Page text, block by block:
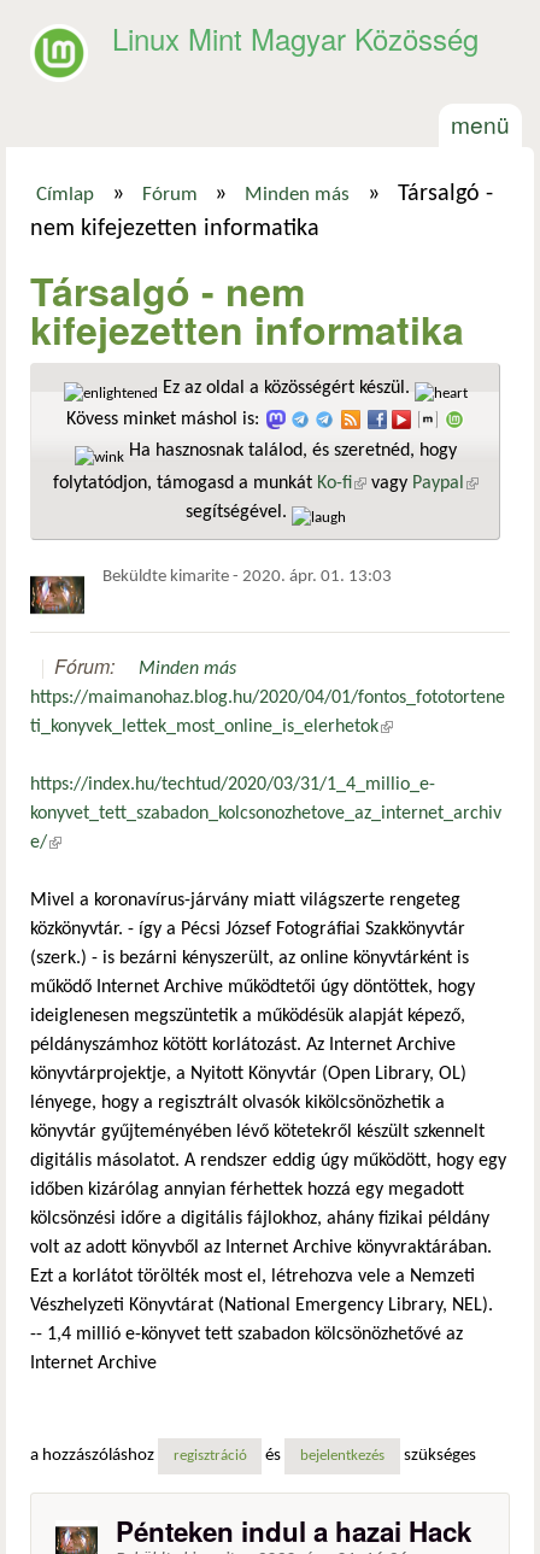
Linux Mint Magyar Közösség
menü
Jelenlegi hely
Címlap » Fórum » Minden más »
Társalgó -
nem kifejezetten informatika
Társalgó - nem
kifejezetten informatika
Ez az oldal a közösségért készül.
Kövess minket máshol is:
Ha hasznosnak találod, és szeretnéd, hogy
folytatódjon, támogasd a munkát Ko-fi(külső hivatkozás)
vagy Paypal
segítségével.
Beküldte kimarite - 2020. ápr. 01. 13:03
Fórum:
Minden más
https://maimanohaz.blog.hu/2020/04/01/fontos_fototortene
ti_konyvek_lettek_most_online_is_elerhetok(külső hivatkozás)
https://index.hu/techtud/2020/03/31/1_4_millio_e-
konyvet_tett_szabadon_kolcsonozhetove_az_internet_archiv
e/(külső hivatkozás)
Mivel a koronavírus-járvány miatt világszerte rengeteg
közkönyvtár. - így a Pécsi József Fotográfiai Szakkönyvtár
(szerk.) - is bezárni kényszerült, az online könyvtárként is
működő Internet Archive működtetői úgy döntöttek, hogy
ideiglenesen megszüntetik a működésük alapját képező,
példányszámhoz kötött korlátozást. Az Internet Archive
könyvtárprojektje, a Nyitott Könyvtár (Open Library, OL)
lényege, hogy a regisztrált olvasók kikölcsönözhetik a
könyvtár gyűjteményében lévő kötetekről készült szkennelt
digitális másolatot. A rendszer eddig úgy működött, hogy egy
időben kizárólag annyian férhettek hozzá egy megadott
kölcsönzési időre a digitális fájlokhoz, ahány fizikai példány
volt az adott könyvből az Internet Archive könyvraktárában.
Ezt a korlátot törölték most el, létrehozva vele a Nemzeti
Vészhelyzeti Könyvtárat (National Emergency Library, NEL).
-- 1,4 millió e-könyvet tett szabadon kölcsönözhetővé az
Internet Archive
a hozzászóláshoz regisztráció és bejelentkezés szükséges
Pénteken indul a hazai Hack